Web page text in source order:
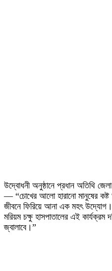
উদ্বোধনী অনুষ্ঠানে প্রধান অতিথি
— “চোখের আলো হারানো মানুষের
জীবনে ফিরিয়ে আনা এক মহৎ
মরিয়ম চক্ষু হাসপাতালের এই
জ্বালাবে।”